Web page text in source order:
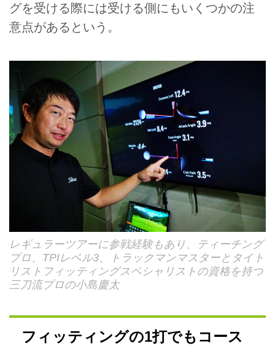
グを受ける際には受ける側にもいくつかの注
意点があるという。
レギュラーツアーに参戦経験もあり、ティーチング
プロ、TPIレベル3、トラックマンマスターとタイト
リストフィッティングスペシャリストの資格を持つ
三刀流プロの小島慶太
フィッティングの1打でもコース